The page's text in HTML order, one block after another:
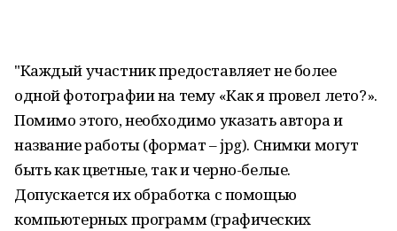
"Каждый участник предоставляет не более
одной фотографии на тему «Как я провел лето?».
Помимо этого, необходимо указать автора и
название работы (формат – jpg). Снимки могут
быть как цветные, так и черно-белые.
Допускается их обработка с помощью
компьютерных программ (графических